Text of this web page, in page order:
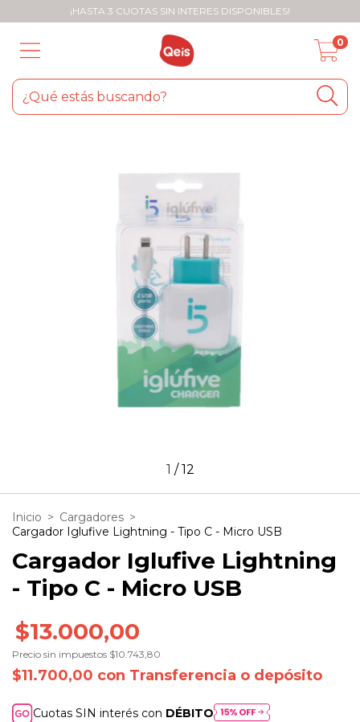
¡HASTA 3 CUOTAS SIN INTERES DISPONIBLES!
0
1 /12
Inicio > Cargadores >
Cargador Iglufive Lightning - Tipo C - Micro USB
Cargador Iglufive Lightning
- Tipo C - Micro USB
$13.000,00
Precio sin impuestos $10.743,80
$11.700,00 con Transferencia o depósito
Cuotas SIN interés con DÉBITO